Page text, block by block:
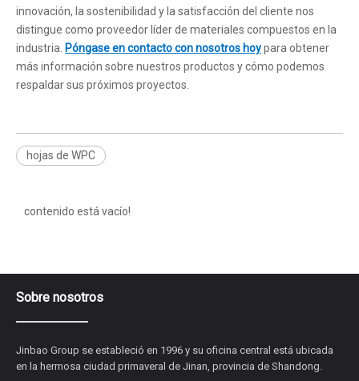
innovación, la sostenibilidad y la satisfacción del cliente nos
distingue como proveedor líder de materiales compuestos en la
industria. Póngase en contacto con nosotros hoypara obtener
más información sobre nuestros productos y cómo podemos
respaldar sus próximos proyectos.
hojas de WPC
contenido está vacío!
Sobre nosotros
Jinbao Group se estableció en 1996 y su oficina central está ubicada
en la hermosa ciudad primaveral de Jinan, provincia de Shandong.